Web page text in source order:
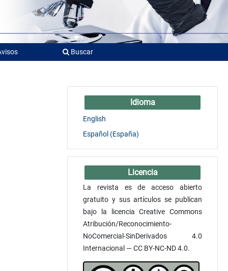
Buscar
Idioma
English
Español (España)
Licencia
La revista es de acceso abierto
gratuito y sus artículos se publican
bajo la licencia Creative Commons
Atribución/Reconocimiento-
NoComercial-SinDerivados 4.0
Internacional — CC BY-NC-ND 4.0.